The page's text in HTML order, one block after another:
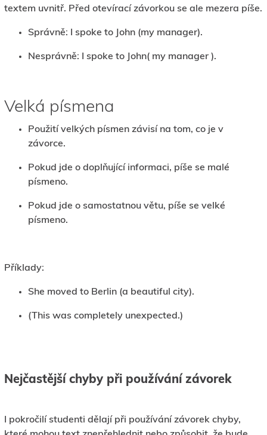
textem uvnitř. Před otevírací závorkou se ale mezera píše.
Správně: I spoke to John (my manager).
Nesprávně: I spoke to John( my manager ).
Velká písmena
Použití velkých písmen závisí na tom, co je v
závorce.
Pokud jde o doplňující informaci, píše se malé
písmeno.
Pokud jde o samostatnou větu, píše se velké
písmeno.
Příklady:
She moved to Berlin (a beautiful city).
(This was completely unexpected.)
Nejčastější chyby při používání závorek
I pokročilí studenti dělají při používání závorek chyby,